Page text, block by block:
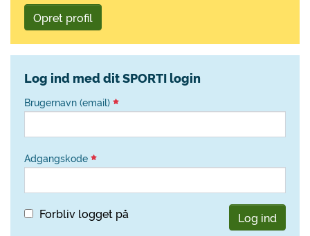
Opret profil
Log ind med dit SPORTI login
Brugernavn (email)
Adgangskode
Forbliv logget på
Log ind